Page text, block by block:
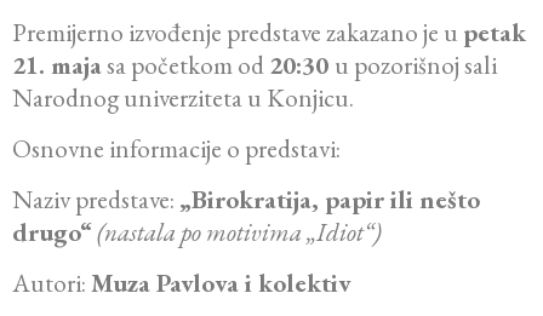
Premijerno izvođenje predstave zakazano je u petak
21. majasa početkom od20:30 u pozorišnoj sali
Narodnog univerziteta u Konjicu.
Osnovne informacije o predstavi:
Naziv predstave: „Birokratija, papir ili nešto
drugo“(nastala po motivima „Idiot“)
Autori:Muza Pavlova i kolektiv